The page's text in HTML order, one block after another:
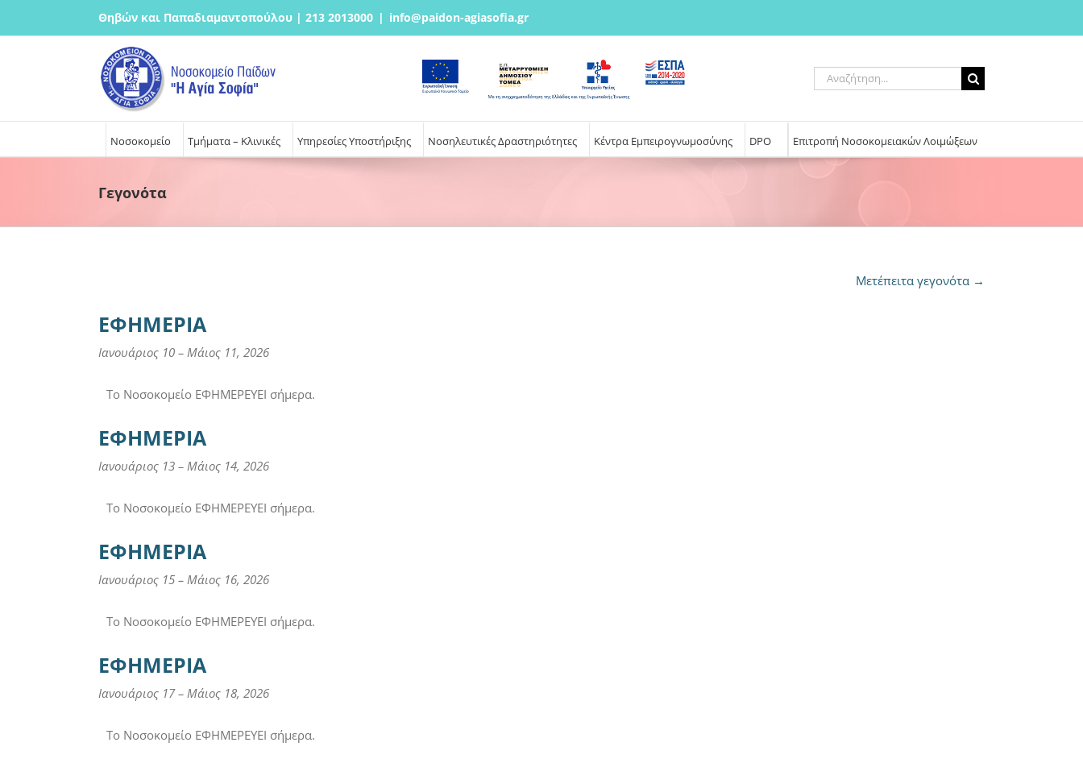
Θηβών και Παπαδιαμαντοπούλου | 213 2013000 | info@paidon-agiasofia.gr
Αναζήτηση
για:
Νοσοκομείο Τμήματα – Κλινικές Υπηρεσίες Υποστήριξης Νοσηλευτικές Δραστηριότητες Κέντρα Εμπειρογνωμοσύνης DPO Επιτροπή Νοσοκομειακών Λοιμώξεων
Γεγονότα
Μετέπειτα γεγονότα →
ΕΦΗΜΕΡΙΑ
Ιανουάριος 10 – Μάιος 11, 2026
Το Νοσοκομείο ΕΦΗΜΕΡΕΥΕΙ σήμερα.
ΕΦΗΜΕΡΙΑ
Ιανουάριος 13 – Μάιος 14, 2026
Το Νοσοκομείο ΕΦΗΜΕΡΕΥΕΙ σήμερα.
ΕΦΗΜΕΡΙΑ
Ιανουάριος 15 – Μάιος 16, 2026
Το Νοσοκομείο ΕΦΗΜΕΡΕΥΕΙ σήμερα.
ΕΦΗΜΕΡΙΑ
Ιανουάριος 17– Μάιος 18, 2026
Το Νοσοκομείο ΕΦΗΜΕΡΕΥΕΙ σήμερα.